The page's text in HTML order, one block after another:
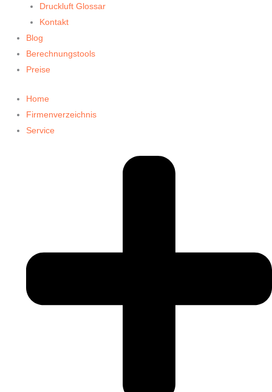
Druckluft Glossar
Kontakt
Blog
Berechnungstools
Preise
Home
Firmenverzeichnis
Service